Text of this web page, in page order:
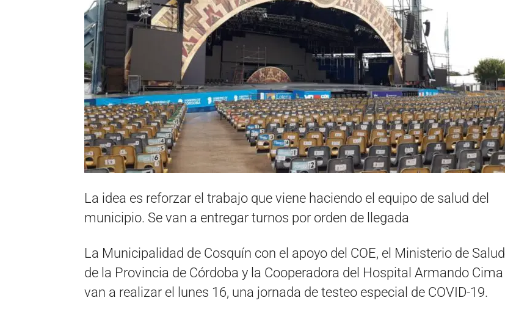
La idea es reforzar el trabajo que viene haciendo el equipo de salud del
municipio. Se van a entregar turnos por orden de llegada
La Municipalidad de Cosquín con el apoyo del COE, el Ministerio de Salud
de la Provincia de Córdoba y la Cooperadora del Hospital Armando Cima
van a realizar el lunes 16, una jornada de testeo especial de COVID-19.